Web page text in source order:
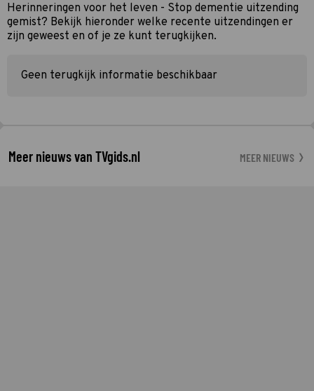
Herinneringen voor het leven - Stop dementie uitzending
gemist? Bekijk hieronder welke recente uitzendingen er
zijn geweest en of je ze kunt terugkijken.
Geen terugkijk informatie beschikbaar
Meer nieuws van TVgids.nl MEER NIEUWS